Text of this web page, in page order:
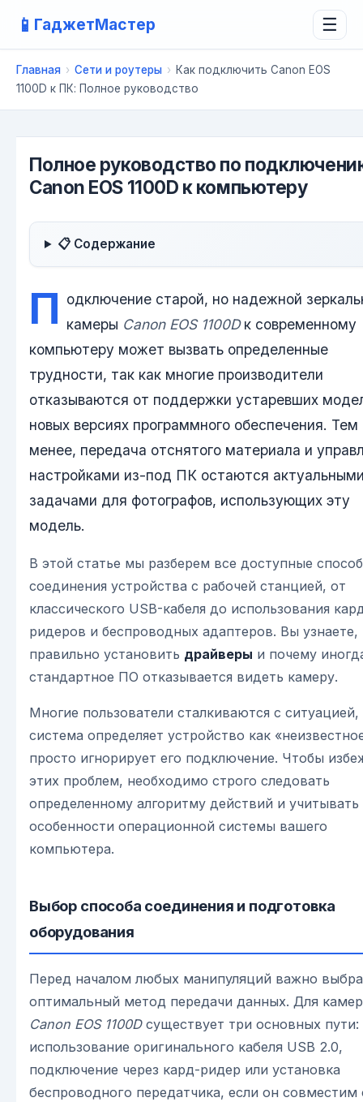
📱 ГаджетМастер ☰
Главная › Сети и роутеры › Как подключить Canon EOS
1100D к ПК: Полное руководство
Полное руководство по
Canon EOS 1100D к компьютеру
📋 Содержание
П одключение старой, но надежной
камеры Canon EOS 1100Dк современному
компьютеру может вызвать определенные
трудности, так как многие производители
отказываются от поддержки устаревших
новых версиях программного обеспечения. Тем
менее, передача отснятого материала и
настройками из-под ПК остаются
задачами для фотографов, использующих эту
модель.
В этой статье мы разберем все доступные
соединения устройства с рабочей станцией, от
классического USB-кабеля до использования
ридеров и беспроводных адаптеров. Вы узнаете,
правильно установить драйверы и почему
стандартное ПО отказывается видеть камеру.
Многие пользователи сталкиваются с ситуацией,
система определяет устройство как
просто игнорирует его подключение. Чтобы
этих проблем, необходимо строго следовать
определенному алгоритму действий и учитывать
особенности операционной системы вашего
компьютера.
Выбор способа соединения и подготовка
оборудования
Перед началом любых манипуляций важно
оптимальный метод передачи данных. Для
Canon EOS 1100Dсуществует три основных пути:
использование оригинального кабеля USB 2.0,
подключение через кард-ридер или установка
беспроводного передатчика, если он совместим